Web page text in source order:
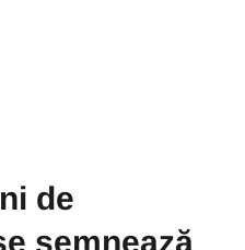
de
semnează